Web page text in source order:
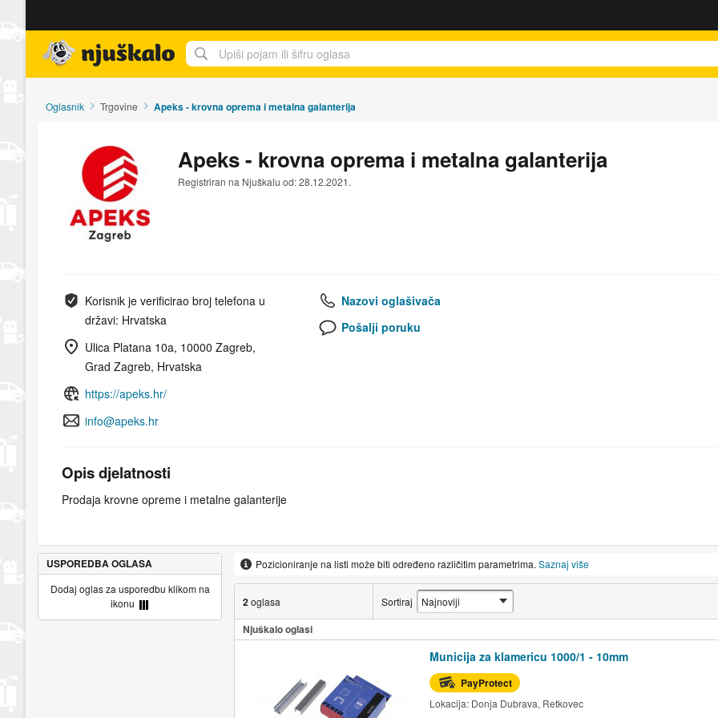
Oglasnik Trgovine Apeks - krovna oprema i metalna galanterija
Apeks - krovna oprema i metalna galanterija
Registriran na Njuškalu od: 28.12.2021.
Korisnik je verificirao broj telefona u
državi: Hrvatska
Ulica Platana 10a, 10000 Zagreb,
Grad Zagreb, Hrvatska
https://apeks.hr/
info@apeks.hr
Nazovi oglašivača
Pošalji poruku
Opis djelatnosti
Prodaja krovne opreme i metalne galanterije
Pozicioniranje na listi može biti određeno različitim parametrima.Saznaj više
2oglasa Sortiraj
Njuškalo oglasi
Municija za klamericu 1000/1 - 10mm
PayProtect
Lokacija: Donja Dubrava, Retkovec
USPOREDBA OGLASA
Dodaj oglas za usporedbu klikom na
ikonu